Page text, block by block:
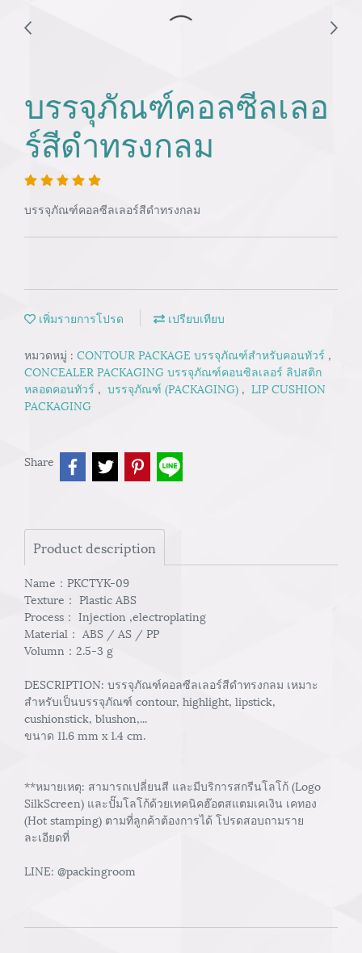
บรรจุภัณฑ์คอลซีลเลอ
ร์สีดำทรงกลม
บรรจุภัณฑ์คอลซีลเลอร์สีดำทรงกลม
เพิ่มรายการโปรด เปรียบเทียบ
หมวดหมู่ : CONTOUR PACKAGE บรรจุภัณฑ์สำหรับคอนทัวร์ ,
CONCEALER PACKAGING บรรจุภัณฑ์คอนซิลเลอร์ ลิปสติก
หลอดคอนทัวร์ , บรรจุภัณฑ์ (PACKAGING) , LIP CUSHION
PACKAGING
Share
Product description
Name：PKCTYK-09
Texture： Plastic ABS
Process： Injection ,electroplating
Material： ABS / AS / PP
Volumn：2.5-3 g
DESCRIPTION: บรรจุภัณฑ์คอลซีลเลอร์สีดำทรงกลม เหมาะ
สำหรับเป็นบรรจุภัณฑ์ contour, highlight, lipstick,
cushionstick, blushon,...
ขนาด 11.6 mm x 1.4 cm.
**หมายเหตุ: สามารถเปลี่ยนสี และมีบริการสกรีนโลโก้ (Logo
SilkScreen) และปั๊มโลโก้ด้วยเทคนิคฮ๊อตสแตมเคเงิน เคทอง
(Hot stamping) ตามที่ลูกค้าต้องการได้ โปรดสอบถามราย
ละเอียดที่
LINE: @packingroom